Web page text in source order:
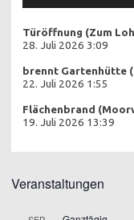
Türöffnung (Zum
28. Juli 2026 3:09
brennt Gartenhütte
22. Juli 2026 1:55
Flächenbrand
19. Juli 2026 13:39
Veranstaltungen